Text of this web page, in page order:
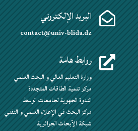
 البريد الإلكتروني
contact@univ-blida.dz
 روابط هامة
وزارة التعليم العالي و البحث العلمي
مركز تنمية الطاقات المتجددة
الندوة الجهوية لجامعات الوسط
مركز البحث في الإعلام العلمي و التقني
شبكة الأبحاث الجزائرية